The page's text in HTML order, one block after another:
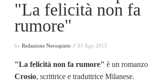
"La felicità non fa
rumore"
by Redazione Nerospinto ⁄ 01 Ago 2015
"La felicità non fa rumore" è un
Crosio, scrittrice e traduttrice Milanese.